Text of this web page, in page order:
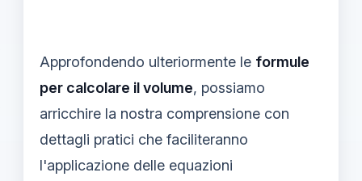
Approfondendo ulteriormente le formule
per calcolare il volume, possiamo
arricchire la nostra comprensione con
dettagli pratici che faciliteranno
l'applicazione delle equazioni